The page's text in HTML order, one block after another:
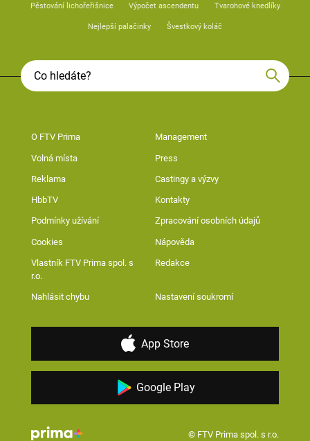
Pěstování lichořeřišnice Výpočet ascendentu Tvarohové knedlíky
Nejlepší palačinky Švestkový koláč
O FTV Prima Management
Volná místa Press
Reklama Castingy a výzvy
HbbTV Kontakty
Podmínky užívání Zpracování osobních údajů
Cookies Nápověda
Vlastník FTV Prima spol. s
r.o.
Redakce
Nahlásit chybu Nastavení soukromí
App Store
Google Play
© FTV Prima spol. s r.o.